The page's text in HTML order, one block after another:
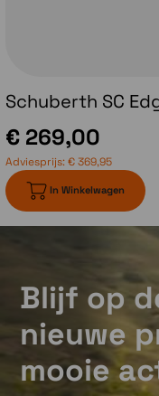
Schuberth SC
€ 269,00
Adviesprijs:€ 369,95
In Winkelwagen
Blijf op
nieuwe
mooie